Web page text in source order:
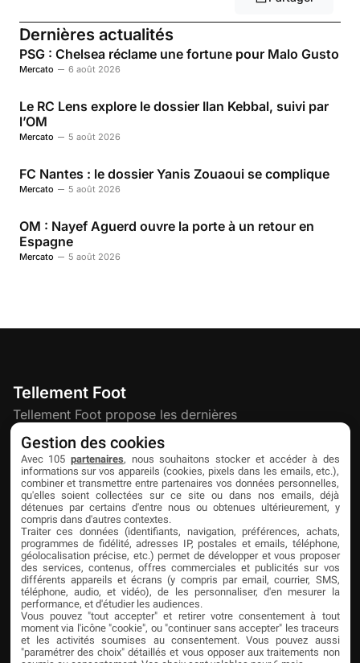
Dernières actualités
PSG : Chelsea réclame une fortune pour Malo Gusto
Mercato 6 août 2026
Le RC Lens explore le dossier Ilan Kebbal, suivi par
l’OM
Mercato 5 août 2026
FC Nantes : le dossier Yanis Zouaoui se complique
Mercato 5 août 2026
OM : Nayef Aguerd ouvre la porte à un retour en
Espagne
Mercato 5 août 2026
Tellement Foot
Tellement Foot propose les dernières
actualités et nouveautés créatives dédiées
au football.
Découvrir
À propos
Contact
Publicité
Liens utiles
Mentions légales
Confidentialité
Cookies
Partenaires
Livefoot
Jeunesfooteux
Tólmi Studio
King Score
Foot en France
Gestion des cookies
Avec 105 partenaires, nous souhaitons stocker et accéder à des
informations sur vos appareils (cookies, pixels dans les emails, etc.),
combiner et transmettre entre partenaires vos données personnelles,
qu'elles soient collectées sur ce site ou dans nos emails, déjà
détenues par certains d'entre nous ou obtenues ultérieurement, y
compris dans d'autres contextes.
Traiter ces données (identifiants, navigation, préférences, achats,
programmes de fidélité, adresses IP, postales et emails, téléphone,
géolocalisation précise, etc.) permet de développer et vous proposer
des services, contenus, offres commerciales et publicités sur vos
différents appareils et écrans (y compris par email, courrier, SMS,
téléphone, audio, et vidéo), de les personnaliser, d'en mesurer la
performance, et d'étudier les audiences.
Vous pouvez "tout accepter" et retirer votre consentement à tout
moment via l'icône "cookie", ou "continuer sans accepter" les traceurs
et les activités soumises au consentement. Vous pouvez aussi
"paramétrer des choix" détaillés et vous opposer aux traitements non